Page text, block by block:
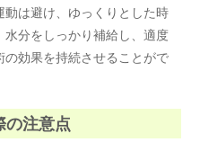
は避け、ゆっくりとした時
分をしっかり補給し、適度
効果を持続させることがで
の注意点